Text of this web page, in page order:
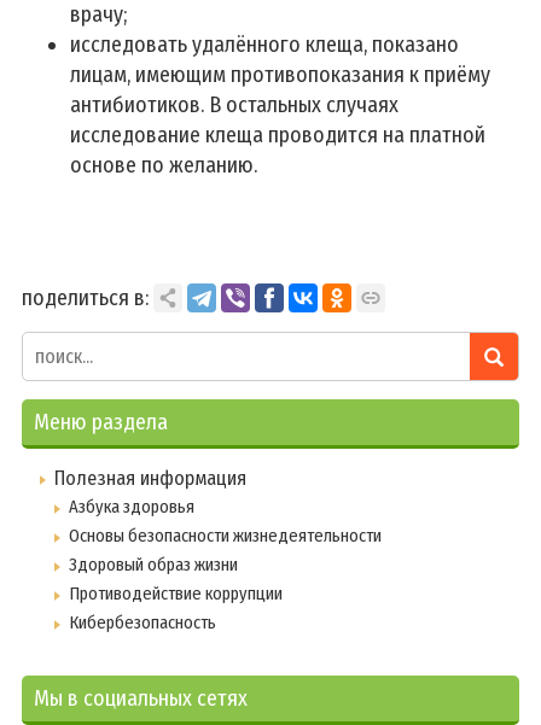
врачу;
исследовать удалённого клеща, показано
лицам, имеющим противопоказания к приёму
антибиотиков. В остальных случаях
исследование клеща проводится на платной
основе по желанию.
поделиться в:
Меню раздела
Полезная информация
Азбука здоровья
Основы безопасности жизнедеятельности
Здоровый образ жизни
Противодействие коррупции
Кибербезопасность
Мы в социальных сетях